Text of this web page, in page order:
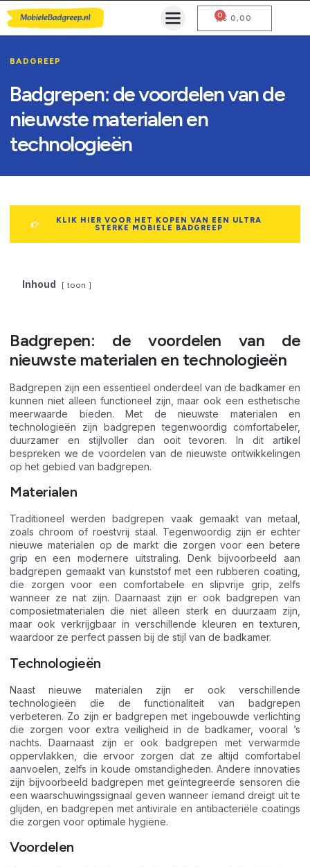
€ 0,00
0
BADGREEP
Badgrepen: de voordelen van de
nieuwste materialen en
technologieën
KLIK HIER VOOR HET KOPEN VAN EEN ULTRA
STERKE MOBIELE BADGREEP
Inhoud toon
Badgrepen: de voordelen van de
nieuwste materialen en technologieën
Badgrepen zijn een essentieel onderdeel van de badkamer en
kunnen niet alleen functioneel zijn, maar ook een esthetische
meerwaarde bieden. Met de nieuwste materialen en
technologieën zijn badgrepen tegenwoordig comfortabeler,
duurzamer en stijlvoller dan ooit tevoren. In dit artikel
bespreken we de voordelen van de nieuwste ontwikkelingen
op het gebied van badgrepen.
Materialen
Traditioneel werden badgrepen vaak gemaakt van metaal,
zoals chroom of roestvrij staal. Tegenwoordig zijn er echter
nieuwe materialen op de markt die zorgen voor een betere
grip en een modernere uitstraling. Denk bijvoorbeeld aan
badgrepen gemaakt van kunststof met een rubberen coating,
die zorgen voor een comfortabele en slipvrije grip, zelfs
wanneer ze nat zijn. Daarnaast zijn er ook badgrepen van
composietmaterialen die niet alleen sterk en duurzaam zijn,
maar ook verkrijgbaar in verschillende kleuren en texturen,
waardoor ze perfect passen bij de stijl van de badkamer.
Technologieën
Naast nieuwe materialen zijn er ook verschillende
technologieën die de functionaliteit van badgrepen
verbeteren. Zo zijn er badgrepen met ingebouwde verlichting
die zorgen voor extra veiligheid in de badkamer, vooral ’s
nachts. Daarnaast zijn er ook badgrepen met verwarmde
oppervlakken, die ervoor zorgen dat ze altijd comfortabel
aanvoelen, zelfs in koude omstandigheden. Andere innovaties
zijn bijvoorbeeld badgrepen met geïntegreerde sensoren die
een waarschuwingssignaal geven wanneer iemand dreigt uit te
glijden, en badgrepen met antivirale en antibacteriële coatings
die zorgen voor optimale hygiëne.
Voordelen